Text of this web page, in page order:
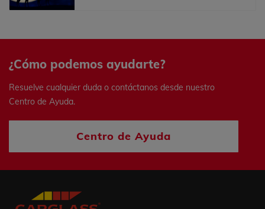
¿Cómo podemos ayudarte?
Resuelve cualquier duda o contáctanos desde nuestro
Centro de Ayuda.
Centro de Ayuda